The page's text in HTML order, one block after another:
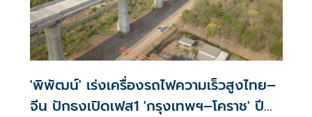
'พิพัฒน์' เร่งเครื่องรถไฟความเร็วสูงไทย–
จีน ปักธงเปิดเฟส1 'กรุงเทพฯ–โคราช' ปี